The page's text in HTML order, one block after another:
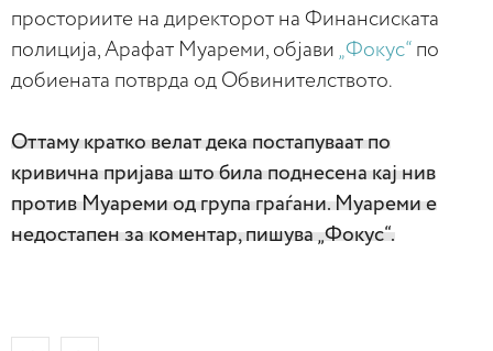
просториите на директорот на Финансиската
полиција, Арафат Муареми, објави „Фокус“ по
добиената потврда од Обвинителството.
Оттаму кратко велат дека постапуваат по
кривична пријава што била поднесена кај нив
против Муареми од група граѓани. Муареми е
недостапен за коментар, пишува „Фокус“.